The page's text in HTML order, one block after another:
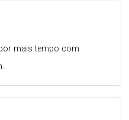
mais tempo com